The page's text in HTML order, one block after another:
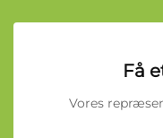
Få
Vores